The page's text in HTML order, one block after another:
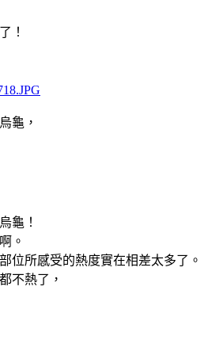
！
龜，
龜！
。
位所感受的熱度實在相差太多了。
不熱了，